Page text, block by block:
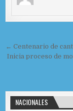
b
o
k
n
← Centenario de
Inicia proceso de
NACIONALES